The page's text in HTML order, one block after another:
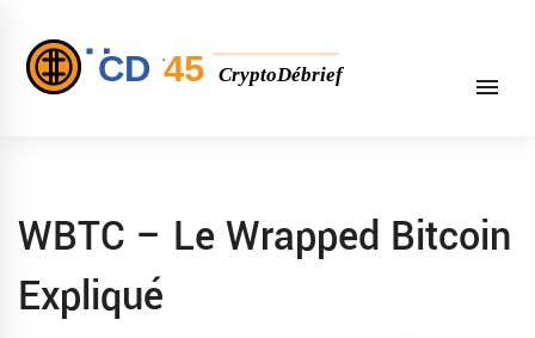
WBTC – Le Wrapped Bitcoin
Expliqué